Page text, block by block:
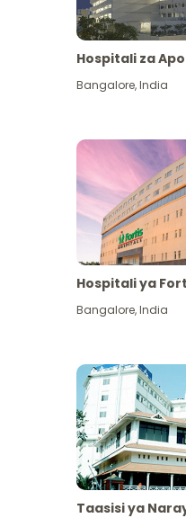
Hospitali za
Bangalore,India
Hospitali ya
Bangalore,India
Taasisi ya